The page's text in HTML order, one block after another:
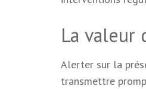
La valeur
Alerter sur la
transmettre